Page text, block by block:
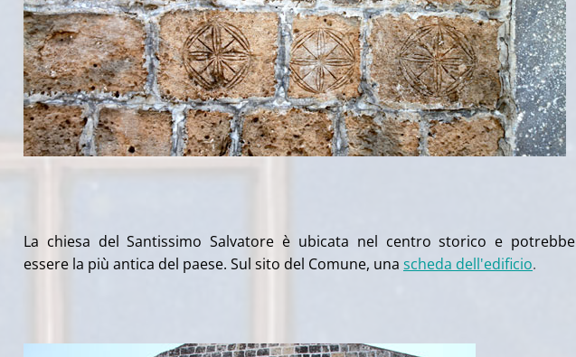
La chiesa del Santissimo Salvatore è ubicata nel centro storico e potrebbe
essere la più antica del paese. Sul sito del Comune, una scheda dell'edificio.